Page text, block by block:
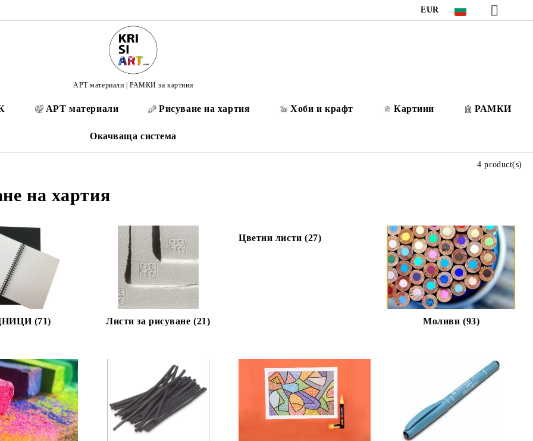
EUR
АРТ материали | РАМКИ за картини
АРТ материали Рисуване на хартия Хоби и крафт Картини РАМКИ
Окачваща система
на хартия
(71) Листи за рисуване (21)
Цветни листи (27)
Моливи (93)
4 product(s)